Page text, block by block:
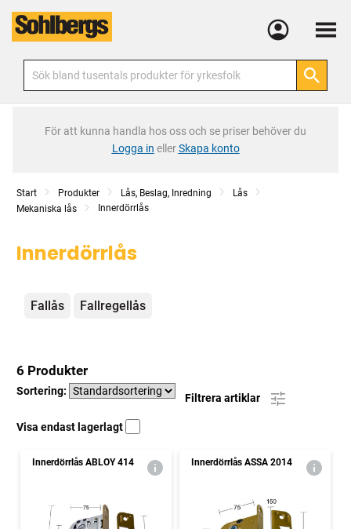
Meny
För att kunna handla hos oss och se priser behöver du
Logga in ellerSkapa konto
Start Produkter Lås, Beslag, Inredning
Lås
Mekaniska lås
Innerdörrlås
Innerdörrlås
Kategorier
Fallås Fallregellås
6 Produkter
Sortering:
Filtrera artiklar
Visa endast lagerlagt
Innerdörrlås ABLOY 414 Innerdörrlås ASSA 2014